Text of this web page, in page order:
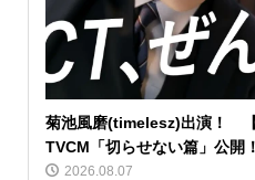
菊池風磨(timelesz)出演！
TVCM「切らせない篇」公開
2026.08.07